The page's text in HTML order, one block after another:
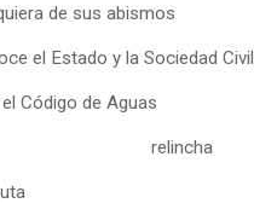
de sus abismos
el Estado y la Sociedad Civil
Código de Aguas